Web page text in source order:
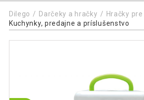
Dilego Darčeky a hračky
Hračky
Kuchynky, predajne a príslušenstvo